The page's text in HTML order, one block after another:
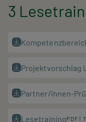
3
Projektvorschlag
Partner/innen-
LesetrainingPDF |